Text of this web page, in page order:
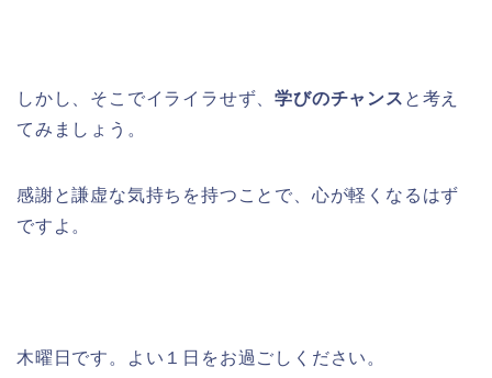
しかし、そこでイライラせず、学びのチャンス と考え
てみましょう。
感謝と謙虚な気持ちを持つことで、心が軽くなるはず
ですよ。
木曜日です。よい１日をお過ごしください。